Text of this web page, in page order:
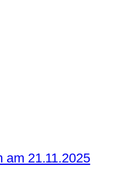
am 21.11.2025